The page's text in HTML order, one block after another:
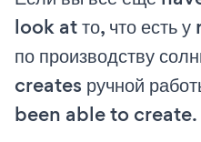
look at то, что есть
по производству
creates ручной
been able to create.